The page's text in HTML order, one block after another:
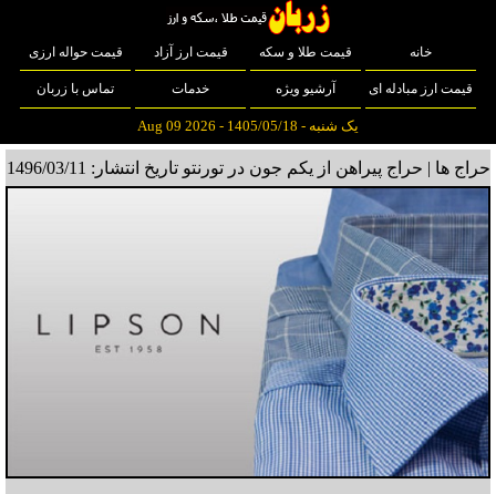
خانه قیمت طلا و سکه قیمت ارز آزاد قیمت حواله ارزی
قیمت ارز مبادله ای آرشیو ویژه خدمات تماس با زربان
یک شنبه - 1405/05/18 - Aug 09 2026
حراج ها | حراج پیراهن از یکم جون در تورنتو تاریخ انتشار: 1496/03/11